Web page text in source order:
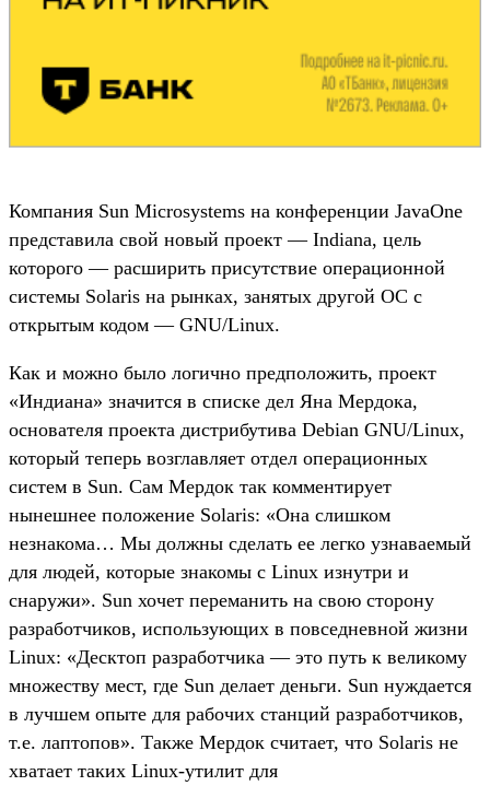
Компания Sun Microsystems на конференции JavaOne
представила свой новый проект — Indiana, цель
которого — расширить присутствие операционной
системы Solaris на рынках, занятых другой ОС с
открытым кодом — GNU/Linux.
Как и можно было логично предположить, проект
«Индиана» значится в списке дел Яна Мердока,
основателя проекта дистрибутива Debian GNU/Linux,
который теперь возглавляет отдел операционных
систем в Sun. Сам Мердок так комментирует
нынешнее положение Solaris: «Она слишком
незнакома… Мы должны сделать ее легко узнаваемый
для людей, которые знакомы с Linux изнутри и
снаружи». Sun хочет переманить на свою сторону
разработчиков, использующих в повседневной жизни
Linux: «Десктоп разработчика — это путь к великому
множеству мест, где Sun делает деньги. Sun нуждается
в лучшем опыте для рабочих станций разработчиков,
т.е. лаптопов». Также Мердок считает, что Solaris не
хватает таких Linux-утилит для